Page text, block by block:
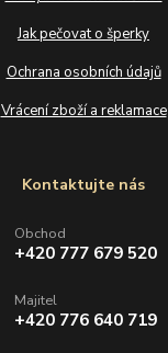
Jak pečovat o šperky
Ochrana osobních údajů
Vrácení zboží a reklamace
Kontaktujte nás
Obchod
+420 777 679 520
Majitel
+420 776 640 719